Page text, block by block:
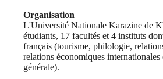
Organisation
L'Université Nationale Karazine de
étudiants, 17 facultés et 4 instituts
français (tourisme, philologie,
relations économiques
générale).